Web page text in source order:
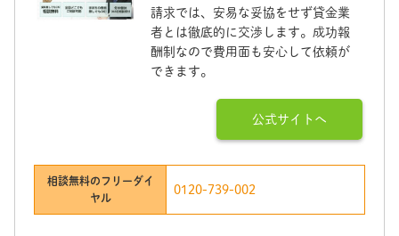
請求では、安易な妥協をせず貸金業
者とは徹底的に交渉します。成功報
酬制なので費用面も安心して依頼が
できます。
公式サイトへ
相談無料のフリーダイ
ヤル
0120-739-002